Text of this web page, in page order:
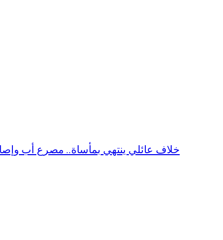
خلاف عائلي ينتهي بمأساة.. مصرع أب